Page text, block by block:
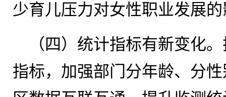
少育儿压力对女性职业发展
（四）统计指标有新变化
指标，加强部门分年龄、分